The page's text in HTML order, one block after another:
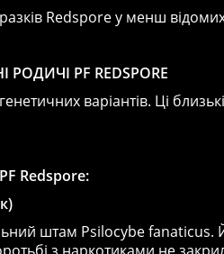
Redspore у менш
РОДИЧІ PF REDSPORE
варіантів. Ці
Redspore:
штам Psilocybe